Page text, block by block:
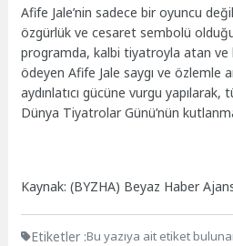
Afife Jale’nin sadece bir oyuncu
özgürlük ve cesaret sembolü
programda, kalbi tiyatroyla atan ve
ödeyen Afife Jale saygı ve özlemle
aydınlatıcı gücüne vurgu
Dünya Tiyatrolar Günü’nün
Kaynak: (BYZHA) Beyaz Haber
Etiketler :Bu yazıya ait etiket